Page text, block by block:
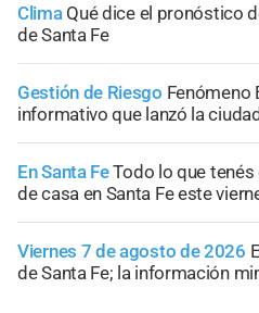
Clima Qué dice el pronóstico
de Santa Fe
Gestión de Riesgo Fenómeno
informativo que lanzó la
En Santa FeTodo lo que
de casa en Santa Fe este
Viernes 7 de agosto de 2026
de Santa Fe; la información